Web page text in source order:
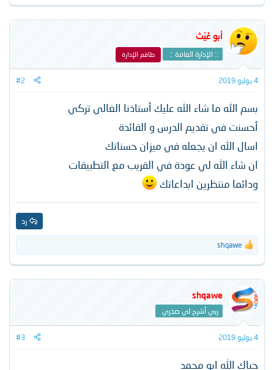
ف
ا
ل
:
أبو غَيْث
:: الإدارة العامة :: طاقم الإدارة
4 يوليو 2019 #2
بسم الله ما شاء الله عليك أستاذنا الغالي تركي
أحسنت في تقديم الدرس و الفائدة
اسال الله ان يجعله في ميزان حسناتك
ان شاء الله لي عودة في القريب مع التطبيقات
ودائما منتظرين ابداعاتك
رد
ا
ف
ا
ع
ل
shqawe
shqawe
ربي أشرح لي صدري
4 يوليو 2019 #3
حياك الله ابو محمد